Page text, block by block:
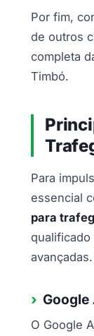
Por fim,
de outros
completa
Timbó.
Para
essencial
para
qualificado
Google
O Google